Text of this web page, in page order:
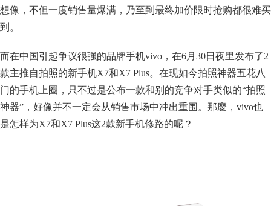
想像，不但一度销售量爆满，乃至到最终加价限时抢购都很难买
到。
而在中国引起争议很强的品牌手机vivo，在6月30日夜里发布了2
款主推自拍照的新手机X7和X7 Plus。在现如今拍照神器五花八
门的手机上圈，只不过是公布一款和别的竞争对手类似的“拍照
神器”，好像并不一定会从销售市场中冲出重围。那麼，vivo也
是怎样为X7和X7 Plus这2款新手机修路的呢？